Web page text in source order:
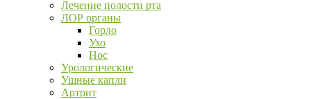
Лечение полости рта
ЛОР органы
Горло
Ухо
Нос
Урологические
Ушные капли
Артрит